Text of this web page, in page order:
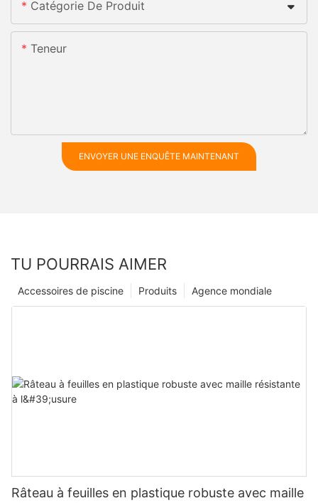
Catégorie De Produit
Teneur
ENVOYER UNE ENQUÊTE MAINTENANT
TU POURRAIS AIMER
Agence mondiale
Produits
Accessoires de piscine
Râteau à feuilles en plastique robuste avec maille